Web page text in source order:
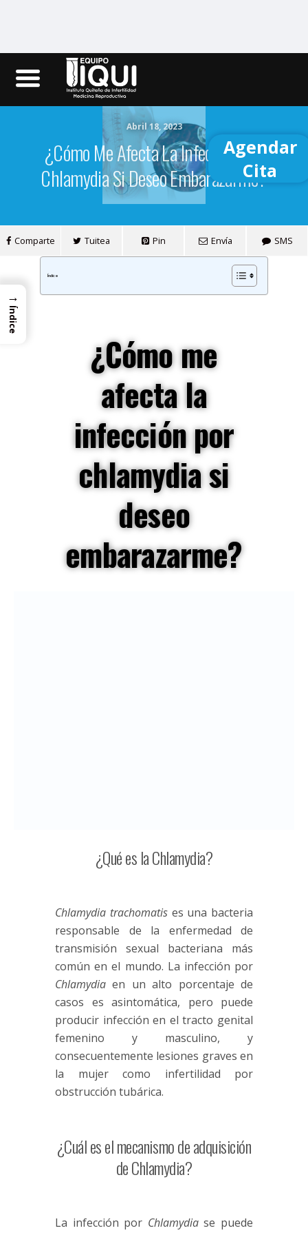
Iqui.ec
Abril 18, 2023
¿Cómo Me Afecta La Infección Por
Chlamydia Si Deseo Embarazarme?
Comparte Tuitea Pin Envía SMS
Índice
¿Cómo me
afecta la
infección por
chlamydia si
deseo
embarazarme?
¿Qué es la Chlamydia?
Chlamydia trachomatises una bacteria
responsable de la enfermedad de
transmisión sexual bacteriana más
común en el mundo. La infección por
Chlamydiaen un alto porcentaje de
casos es asintomática, pero puede
producir infección en el tracto genital
femenino y masculino, y
consecuentemente lesiones graves en
la mujer como infertilidad por
obstrucción tubárica.
¿Cuál es el mecanismo de adquisición
de Chlamydia?
La infección por Chlamydiase puede
Agendar
Cita
→
Índice